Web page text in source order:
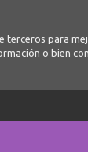
terceros para
o bien